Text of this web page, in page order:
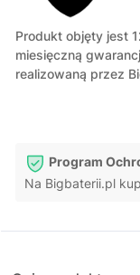
Produkt objęty jest
miesięczną
realizowaną przez
Program
Na Bigbaterii.pl